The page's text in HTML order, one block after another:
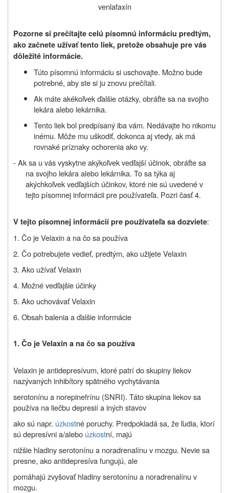
venlafaxín
Pozorne si prečítajte celú písomnú informáciu predtým,
ako začnete užívaťtento liek, pretože obsahuje pre vás
dôležité informácie.
Túto písomnú informáciu si uschovajte. Možno bude
potrebné, aby ste si ju znovu prečítali.
Ak máte akékoľvek ďalšie otázky, obráťte sa na svojho
lekára alebo lekárnika.
Tento liek bol predpísaný iba vám. Nedávajte ho nikomu
inému. Môže mu uškodiť, dokonca aj vtedy, ak má
rovnaké príznaky ochorenia ako vy.
- Ak sa u vás vyskytne akýkoľvek vedľajší účinok, obráťte sa
na svojho lekára alebo lekárnika. To sa týka aj
akýchkoľvek vedľajších účinkov, ktoré nie sú uvedené v
tejto písomnej informácii pre používateľa. Pozri časť 4.
V tejto písomnej informácií pre používateľa sa dozviete:
1. Čo je Velaxin a na čo sa používa
2. Čo potrebujete vedieť, predtým, ako užijete Velaxin
3. Ako užívať Velaxin
4. Možné vedľajšie účinky
5. Ako uchovávať Velaxin
6. Obsah balenia a ďalšie informácie
1. Čo je Velaxin a na čo sa používa
Velaxin je antidepresívum, ktoré patrí do skupiny liekov
nazývaných inhibítory spätného vychytávania
serotonínu a norepinefrínu (SNRI). Táto skupina liekov sa
používa na liečbu depresií a iných stavov
ako sú napr. úzkostné poruchy. Predpokladá sa, že ľudia, ktorí
sú depresívni a/alebo úzkostní, majú
nižšie hladiny serotonínu a noradrenalínu v mozgu. Nevie sa
presne, ako antidepresíva fungujú, ale
pomáhajú zvyšovať hladiny serotonínu a noradrenalínu v
mozgu.